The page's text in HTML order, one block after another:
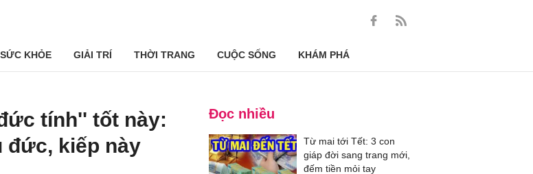
SỨC KHỎE GIẢI TRÍ THỜI TRANG CUỘC SỐNG KHÁM PHÁ
tính'' tốt này:
đức, kiếp này
Đọc nhiều
Từ mai tới Tết: 3 con
giáp đời sang trang mới,
đếm tiền mỏi tay